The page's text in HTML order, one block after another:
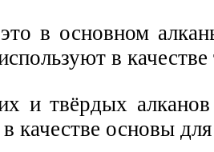
в основном
в качестве
и твёрдых
качестве основы